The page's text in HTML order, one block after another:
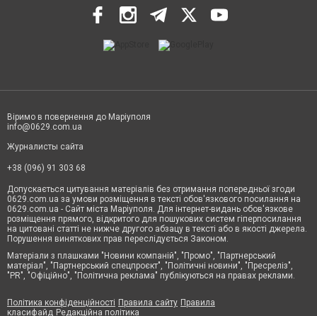
Віримо в повернення до Маріуполя
info@0629.com.ua
Журналисты сайта
+38 (096) 91 303 68
Допускається цитування матеріалів без отримання попередньої згоди
0629.com.ua за умови розміщення в тексті обов'язкового посилання на
0629.com.ua - Сайт міста Маріуполя. Для інтернет-видань обов'язкове
розміщення прямого, відкритого для пошукових систем гіперпосилання
на цитовані статті не нижче другого абзацу в тексті або в якості джерела.
Порушення виняткових прав переслідується Законом.
Матеріали з плашками "Новини компаній", "Промо", "Партнерський
матеріал", "Партнерський спецпроєкт", "Політичні новини", "Пресреліз",
"PR", "Офіційно", "Політична реклама" публікуються на правах реклами.
Політика конфіденційності Правила сайту Правила
класифайд Редакційна політика